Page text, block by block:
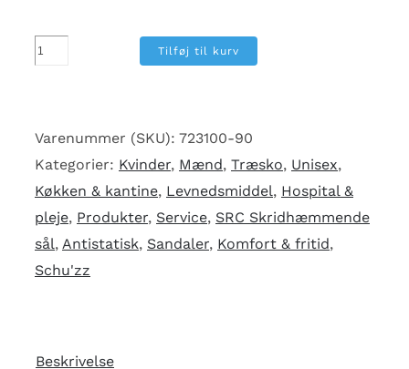
Schu'zz
Tilføj til kurv
Varenummer (SKU): 723100-90
Kategorier: Kvinder, Mænd, Træsko, Unisex,
Køkken & kantine, Levnedsmiddel, Hospital &
pleje, Produkter, Service, SRC Skridhæmmende
sål, Antistatisk, Sandaler, Komfort & fritid,
Schu'zz
Beskrivelse